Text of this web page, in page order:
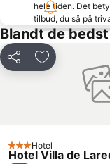
Benajarafe
Bailén-Miraflores
Puerto Cabopino
Plaza de la Merced
San Julián - Campo
hele tiden. Det
tilbud, du så på
Blandt de
Del Føj til
3 Stjerner
Hotel
Hotel Villa de